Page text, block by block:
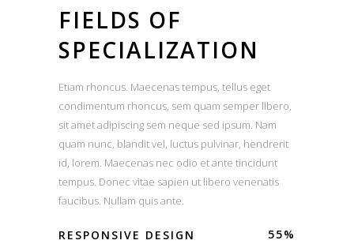
FIELDS OF
SPECIALIZATION
Etiam rhoncus. Maecenas tempus, tellus eget
condimentum rhoncus, sem quam semper libero,
sit amet adipiscing sem neque sed ipsum. Nam
quam nunc, blandit vel, luctus pulvinar, hendrerit
id, lorem. Maecenas nec odio et ante tincidunt
tempus. Donec vitae sapien ut libero venenatis
faucibus. Nullam quis ante.
RESPONSIVE DESIGN 55%